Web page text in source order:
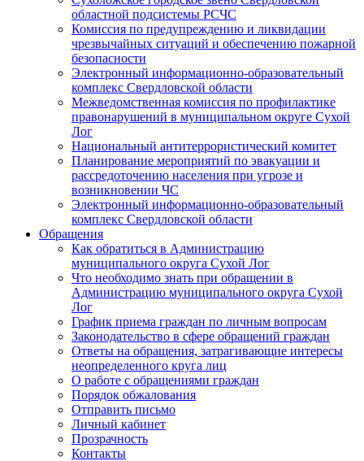
областной подсистемы РСЧС
Комиссия по предупреждению и ликвидации
чрезвычайных ситуаций и обеспечению пожарной
безопасности
Электронный информационно-образовательный
комплекс Cвердловской области
Межведомственная комиссия по профилактике
правонарушений в муниципальном округе Сухой
Лог
Национальный антитеррористический комитет
Планирование мероприятий по эвакуации и
рассредоточению населения при угрозе и
возникновении ЧС
Электронный информационно-образовательный
комплекс Свердловской области
Обращения
Как обратиться в Администрацию
муниципального округа Сухой Лог
Что необходимо знать при обращении в
Администрацию муниципального округа Сухой
Лог
График приема граждан по личным вопросам
Законодательство в сфере обращений граждан
Ответы на обращения, затрагивающие интересы
неопределенного круга лиц
О работе с обращениями граждан
Порядок обжалования
Отправить письмо
Личный кабинет
Прозрачность
Контакты